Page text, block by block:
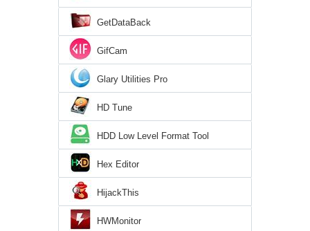
GetDataBack
GifCam
Glary Utilities Pro
HD Tune
HDD Low Level Format Tool
Hex Editor
HijackThis
HWMonitor